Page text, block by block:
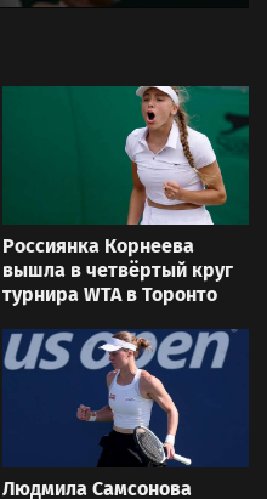
четвёртый круг